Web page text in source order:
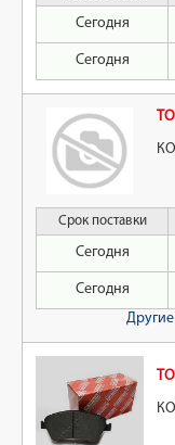
Сегодня
Сегодня
Срок поставки
Сегодня
Сегодня